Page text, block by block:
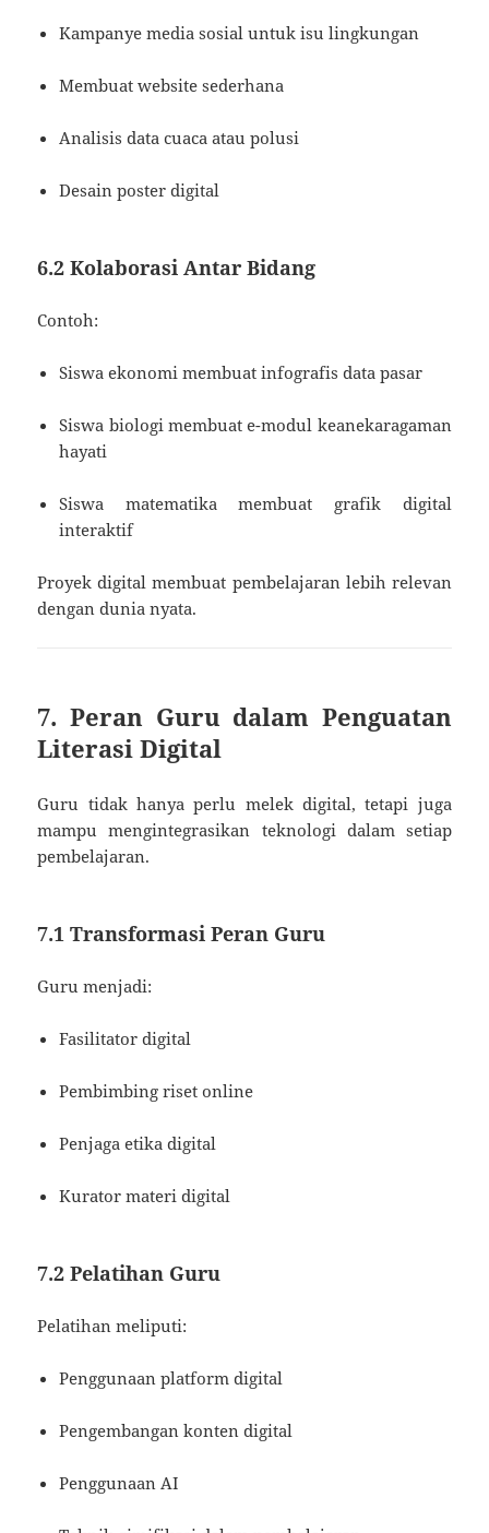
Kampanye media sosial untuk isu lingkungan
Membuat website sederhana
Analisis data cuaca atau polusi
Desain poster digital
6.2 Kolaborasi Antar Bidang
Contoh:
Siswa ekonomi membuat infografis data pasar
Siswa biologi membuat e-modul keanekaragaman
hayati
Siswa matematika membuat grafik digital
interaktif
Proyek digital membuat pembelajaran lebih relevan
dengan dunia nyata.
7. Peran Guru dalam Penguatan
Literasi Digital
Guru tidak hanya perlu melek digital, tetapi juga
mampu mengintegrasikan teknologi dalam setiap
pembelajaran.
7.1 Transformasi Peran Guru
Guru menjadi:
Fasilitator digital
Pembimbing riset online
Penjaga etika digital
Kurator materi digital
7.2 Pelatihan Guru
Pelatihan meliputi:
Penggunaan platform digital
Pengembangan konten digital
Penggunaan AI